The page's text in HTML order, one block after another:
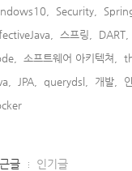
Security,
스프링, DART,
소프트웨어 아키텍쳐,
JPA, querydsl, 개발,
글 인기글